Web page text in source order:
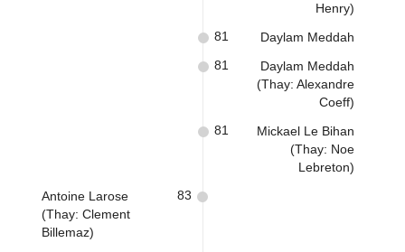
Henry)
Daylam Meddah
81
Daylam Meddah
(Thay: Alexandre
Coeff)
81
Mickael Le Bihan
(Thay: Noe
Lebreton)
81
Antoine Larose
(Thay: Clement
Billemaz)
83